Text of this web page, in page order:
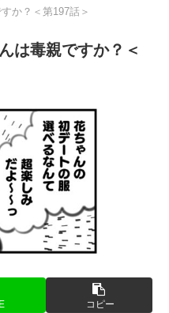
か？＜第197話＞
は毒親ですか？＜
コピー